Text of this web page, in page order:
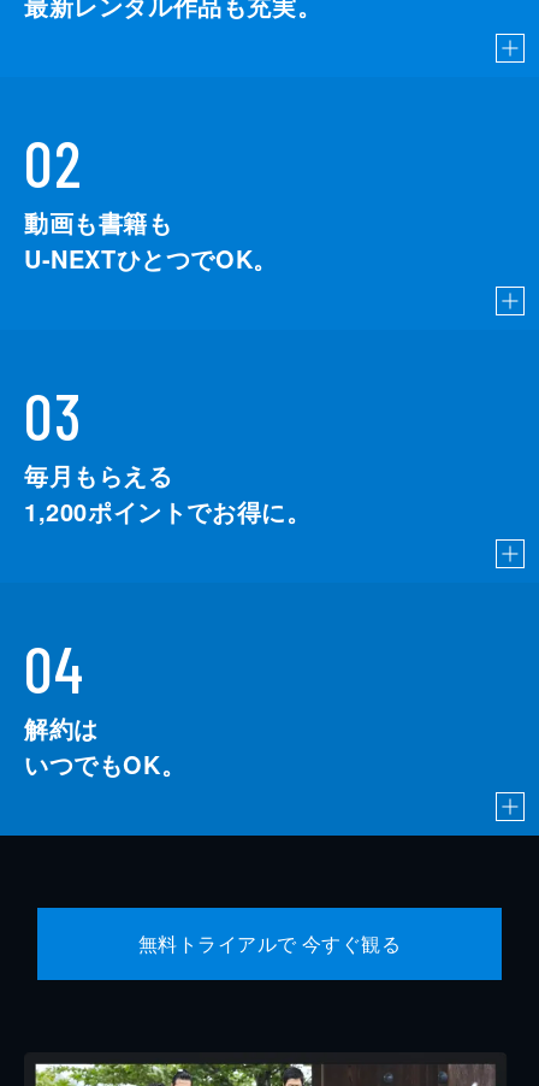
02
動画も書籍も
U-NEXTひとつでOK。
03
毎月もらえる
1,200ポイントでお得に。
04
解約は
いつでもOK。
無料トライアルで 今すぐ観る